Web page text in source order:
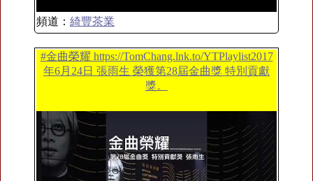
頻道： 綺豐茶業
#金曲榮耀 https://TomChang.lnk.to/YTPlaylist2017
年6月24日 張雨生 榮獲第28屆金曲獎 特別貢獻
獎。